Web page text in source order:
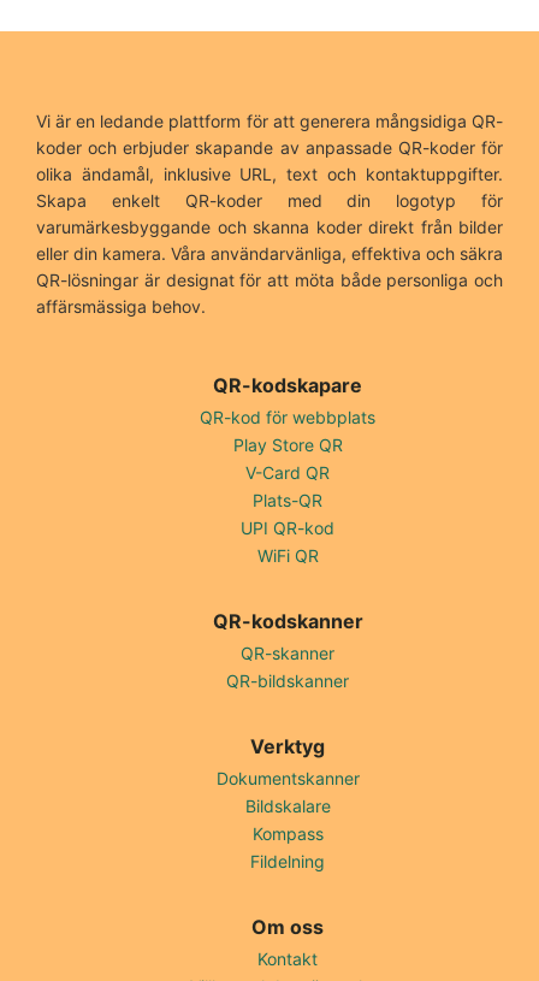
Vi är en ledande plattform för att generera mångsidiga QR-
koder och erbjuder skapande av anpassade QR-koder för
olika ändamål, inklusive URL, text och kontaktuppgifter.
Skapa enkelt QR-koder med din logotyp för
varumärkesbyggande och skanna koder direkt från bilder
eller din kamera. Våra användarvänliga, effektiva och säkra
QR-lösningar är designat för att möta både personliga och
affärsmässiga behov.
QR-kodskapare
QR-kod för webbplats
Play Store QR
V-Card QR
Plats-QR
UPI QR-kod
WiFi QR
QR-kodskanner
QR-skanner
QR-bildskanner
Verktyg
Dokumentskanner
Bildskalare
Kompass
Fildelning
Om oss
Kontakt